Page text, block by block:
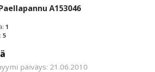
A153046
1
5
päiväys: 21.06.2010